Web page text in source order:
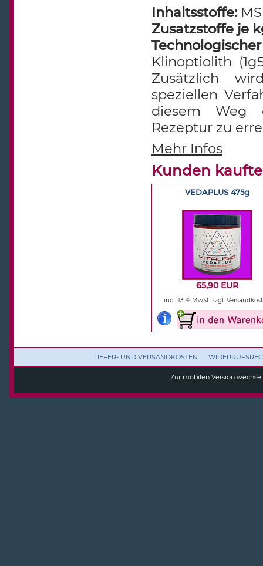
Inhaltsstoffe:
Zusatzstoffe je
Klinoptiolith
Zusätzlich
speziellen
diesem Weg
Rezeptur zu
Mehr Infos
Kunden
VEDAPLUS 475g
65,90 EUR
incl. 13 % MwSt. zzgl.
LIEFER- UND VERSANDKOSTEN
Zur mobilen Version